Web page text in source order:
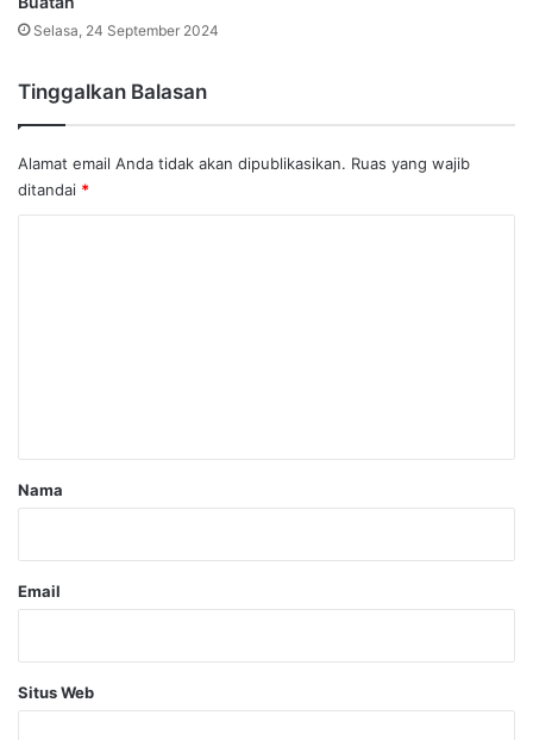
Selasa, 24 September 2024
Tinggalkan Balasan
Alamat email Anda tidak akan dipublikasikan. Ruas yang wajib
ditandai *
rNama
Email
Situs Web